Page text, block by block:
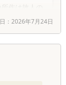
作は故人の
ました。
： 2026年7月24日